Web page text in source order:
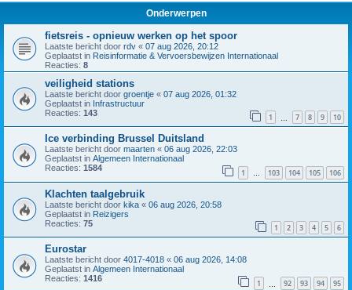
Onderwerpen
fietsreis - opnieuw werken op het spoor
Laatste bericht door rdv « 07 aug 2026, 20:12
Geplaatst in Reisinformatie & Vervoersbewijzen Internationaal
Reacties: 8
veiligheid stations
Laatste bericht door groentje « 07 aug 2026, 01:32
Geplaatst in Infrastructuur
Reacties: 143 1 7 8 9 10
Ice verbinding Brussel Duitsland
Laatste bericht door maarten « 06 aug 2026, 22:03
Geplaatst in Algemeen Internationaal
Reacties: 1584 1 … 103 104 105 106
Klachten taalgebruik
Laatste bericht door kika « 06 aug 2026, 20:58
Geplaatst in Reizigers
Reacties: 75 1 2 3 4 5 6
Eurostar
Laatste bericht door 4017-4018 « 06 aug 2026, 14:08
Geplaatst in Algemeen Internationaal
Reacties: 1416 1 92 93 94 95